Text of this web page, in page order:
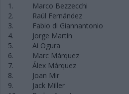
1.
Marco Bezzecchi
2.
Raúl Fernández
3.
Fabio di Giannantonio
4.
Jorge Martín
5.
Ai Ogura
6.
Marc Márquez
7.
Álex Márquez
8.
Joan Mir
9.
Jack Miller